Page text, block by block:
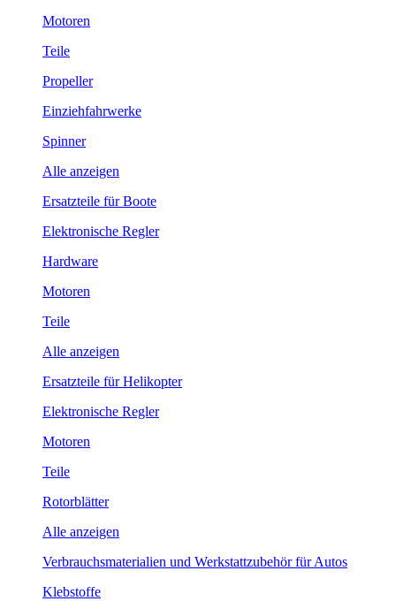
Motoren
Teile
Propeller
Einziehfahrwerke
Spinner
Alle anzeigen
Ersatzteile für Boote
Elektronische Regler
Hardware
Motoren
Teile
Alle anzeigen
Ersatzteile für Helikopter
Elektronische Regler
Motoren
Teile
Rotorblätter
Alle anzeigen
Verbrauchsmaterialien und Werkstattzubehör für Autos
Klebstoffe